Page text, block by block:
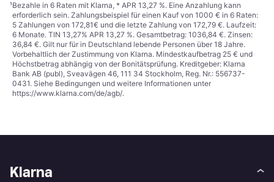
¹Bezahle in 6 Raten mit Klarna, * APR 13,27 %. Eine Anzahlung kann
erforderlich sein. Zahlungsbeispiel für einen Kauf von 1000 € in 6 Raten:
5 Zahlungen von 172,81€ und die letzte Zahlung von 172,79 €. Laufzeit:
6 Monate. TIN 13,27% APR 13,27 %. Gesamtbetrag: 1036,84 €. Zinsen:
36,84 €. Gilt nur für in Deutschland lebende Personen über 18 Jahre.
Vorbehaltlich der Zustimmung von Klarna. Mindestkaufbetrag 25 € und
Höchstbetrag abhängig von der Bonitätsprüfung. Kreditgeber: Klarna
Bank AB (publ), Sveavägen 46, 111 34 Stockholm, Reg. Nr.: 556737-
0431. Siehe Bedingungen und weitere Informationen unter
https://www.klarna.com/de/agb/.
Klarna